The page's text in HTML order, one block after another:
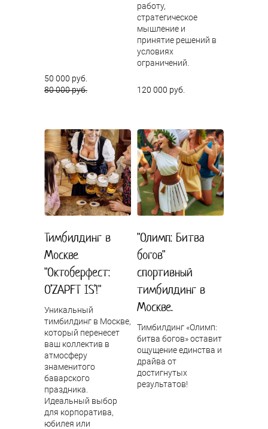
50 000 руб.
80 000 руб.
работу,
стратегическое
мышление и
принятие решений в
условиях
ограничений.
120 000 руб.
Тимбилдинг в
Москве
"Октоберфест:
O’ZAPFT IS’!"
Уникальный
тимбилдинг в Москве,
который перенесет
ваш коллектив в
атмосферу
знаменитого
баварского
праздника.
Идеальный выбор
для корпоратива,
юбилея или
"Олимп: Битва
богов"
спортивный
тимбилдинг в
Москве.
Тимбилдинг «Олимп:
битва богов» оставит
ощущение единства и
драйва от
достигнутых
результатов!